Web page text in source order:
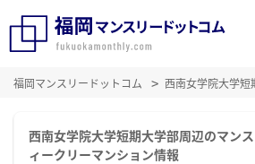
福岡マンスリードットコム 西南女学院大学短
西南女学院大学短期大学部周辺のマン
ィークリーマンション情報